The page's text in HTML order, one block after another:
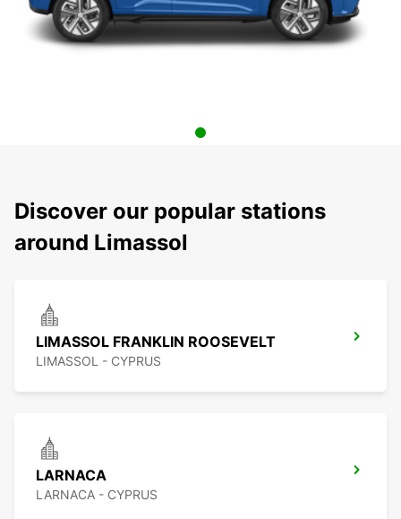
Discover our popular stations
around Limassol
LIMASSOL FRANKLIN ROOSEVELT
LIMASSOL - CYPRUS
LARNACA
LARNACA - CYPRUS